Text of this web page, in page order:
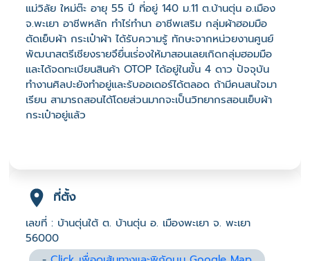
แม่วิลัย ใหม่ต๊ะ อายุ 55 ปี ที่อยู่ 140 ม.11 ต.บ้านตุ่น อ.เมือง
จ.พะเยา อาชีพหลัก ทำไร่ทำนา อาชีพเสริม กลุ่มผ้าฮอมมือ
ตัดเย็บผ้า กระเป๋าผ้า ได้รับความรู้ ทักษะจากหน่วยงานศูนย์
พัฒนาสตรีเชียงรายจึยื่นเร่่องให้มาสอนเลยเกิดกลุ่มฮอมมือ
และได้จดทะเบียนสินค้า OTOP ได้อยู่ในขั้น 4 ดาว ปัจจุบัน
ทำงานศิลปะยังทำอยู่และรับออเดอร์ได้ตลอด ถ้ามีคนสนใจมา
เรียน สามารถสอนได้โดยส่วนมากจะเป็นวิทยากรสอนเย็บผ้า
กระเป๋าอยู่แล้ว
ที่ตั้ง
เลขที่ : บ้านตุ่นใต้ ต. บ้านตุ่น อ. เมืองพะเยา จ. พะเยา
56000